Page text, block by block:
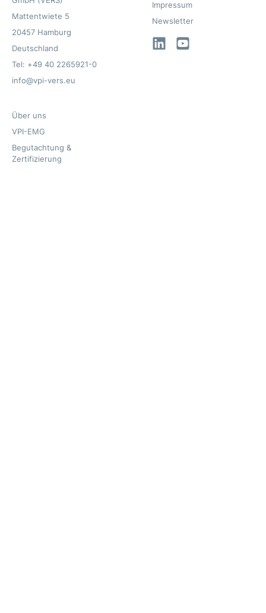
Mattentwiete 5
20457 Hamburg
Deutschland
Tel: +49 40 2265921-0
info@vpi-vers.eu
Impressum
Newsletter
LinkedInYouTube
Über uns
VPI-EMG
Begutachtung &
Zertifizierung